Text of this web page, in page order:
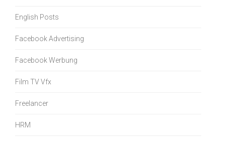
English Posts
Facebook Advertising
Facebook Werbung
Film TV Vfx
Freelancer
HRM